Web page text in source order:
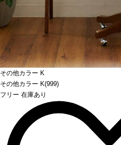
その他カラー K
その他カラー K(999)
フリー 在庫あり
Prev